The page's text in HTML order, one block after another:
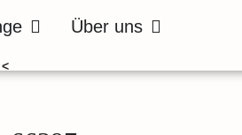
Öffne RingeÜber uns Öffne Über uns